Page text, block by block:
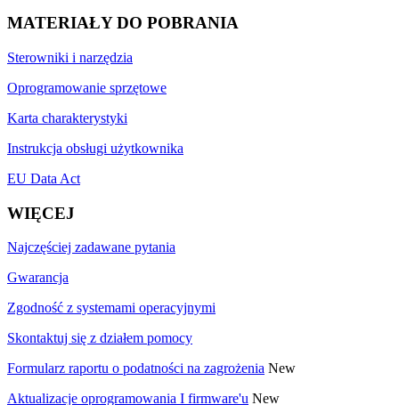
MATERIAŁY DO POBRANIA
Sterowniki i narzędzia
Oprogramowanie sprzętowe
Karta charakterystyki
Instrukcja obsługi użytkownika
EU Data Act
WIĘCEJ
Najczęściej zadawane pytania
Gwarancja
Zgodność z systemami operacyjnymi
Skontaktuj się z działem pomocy
Formularz raportu o podatności na zagrożenia New
Aktualizacje oprogramowania I firmware'u New